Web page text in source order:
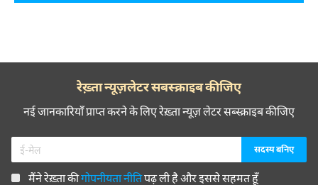
रेख़्ता न्यूज़लेटर सबस्क्राइब कीजिए
नई जानकारियाँ प्राप्त करने के लिए रेख़्ता न्यूज़ लेटर सब्स्क्राइब कीजिए
मैंने रेख़्ता कीगोपनीयता नीतिपढ़ ली है और इससे सहमत हूँ